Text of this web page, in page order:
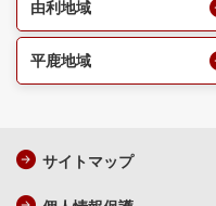
由利地域
平鹿地域
サイトマップ